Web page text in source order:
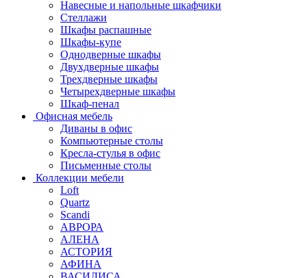
Навесные и напольные шкафчики
Стеллажи
Шкафы распашные
Шкафы-купе
Однодверные шкафы
Двухдверные шкафы
Трехдверные шкафы
Четырехдверные шкафы
Шкаф-пенал
Офисная мебель
Диваны в офис
Компьютерные столы
Кресла-стулья в офис
Письменные столы
Коллекции мебели
Loft
Quartz
Scandi
АВРОРА
АЛЕНА
АСТОРИЯ
АФИНА